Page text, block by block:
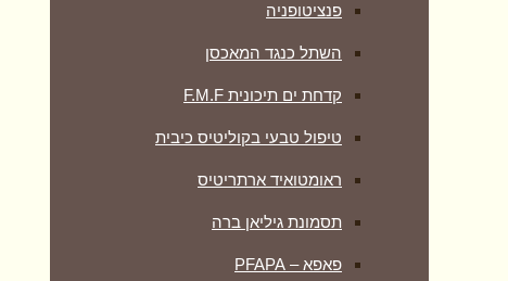
‏פנציטופניה
השתל כנגד המאכסן
קדחת ים תיכונית F.M.F
טיפול טבעי בקוליטיס כיבית
ראומטואיד ארתריטיס
תסמונת גיליאן ברה
פאפא – PFAPA